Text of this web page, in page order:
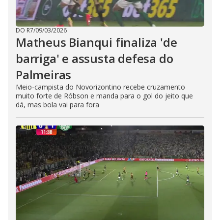
DO R7/09/03/2026
Matheus Bianqui finaliza 'de
barriga' e assusta defesa do
Palmeiras
Meio-campista do Novorizontino recebe cruzamento
muito forte de Róbson e manda para o gol do jeito que
dá, mas bola vai para fora